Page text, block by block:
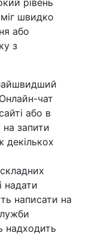
рівень
швидко
або
з
чат
або в
на запити
декількох
надати
написати на
надходить